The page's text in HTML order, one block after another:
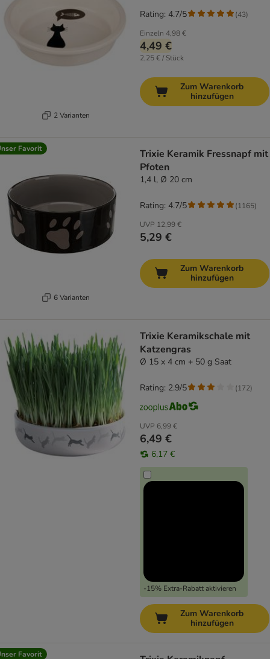
2 Varianten
Einzeln 4,98 €
4,49 €
2,25 € / Stück
Rating: 4.7/5 (43)
Zum Warenkorb
hinzufügen
Favorit
6 Varianten
Trixie Keramik Fressnapf mit
Pfoten
1,4 l, Ø 20 cm
UVP 12,99 €
5,29 €
Rating: 4.7/5 (1165)
Zum Warenkorb
hinzufügen
Trixie Keramikschale mit
Katzengras
Ø 15 x 4 cm + 50 g Saat
UVP 6,99 €
6,49 €
6,17 €
-15% Extra-Rabatt aktivieren
Rating: 2.9/5 (172)
Zum Warenkorb
hinzufügen
Favorit